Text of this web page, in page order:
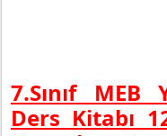
7.Sınıf MEB
Ders Kitabı